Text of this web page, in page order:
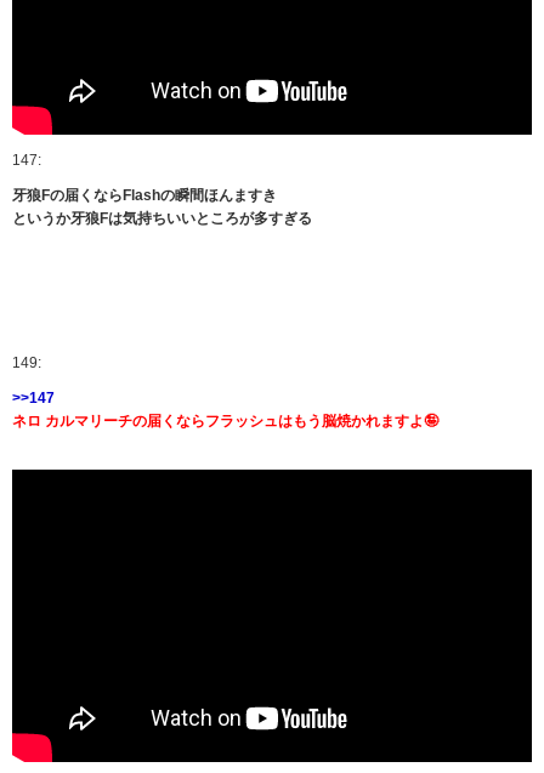
147:
牙狼Fの届くならFlashの瞬間ほんますき
というか牙狼Fは気持ちいいところが多すぎる
149:
>>147
ネロ カルマリーチの届くならフラッシュはもう脳焼かれますよ🤪